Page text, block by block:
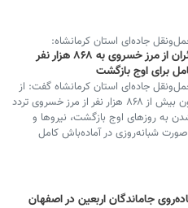
جاده‌ای استان کرمانشاه:
تردد زائران از مرز خسروی به ۸۶۸ هزار نفر
برای اوج بازگشت
جاده‌ای استان کرمانشاه گفت: از
ابتدای ماه صفر تاکنون بیش از ۸۶۸ هزار نفر از مرز خسروی تردد
به روزهای اوج بازگشت، نیروها و
شبانه‌روزی در آماده‌باش کامل
جاماندگان اربعین در اصفهان